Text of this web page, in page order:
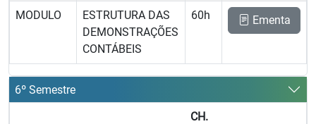
MODULO
ESTRUTURA DAS
DEMONSTRAÇÕES
CONTÁBEIS
60h Ementa
6º Semestre
CH.